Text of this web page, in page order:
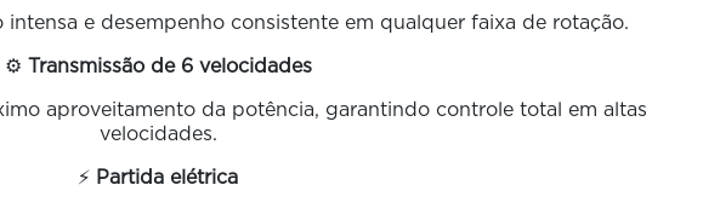
intensa e desempenho consistente em qualquer faixa de rotação.
⚙️ Transmissão de 6 velocidades
aproveitamento da potência, garantindo controle total em altas
velocidades.
⚡ Partida elétrica